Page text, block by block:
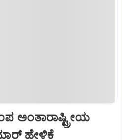
ಅಂತಾರಾಷ್ಟ್ರೀಯ
ಹೇಳಿಕೆ